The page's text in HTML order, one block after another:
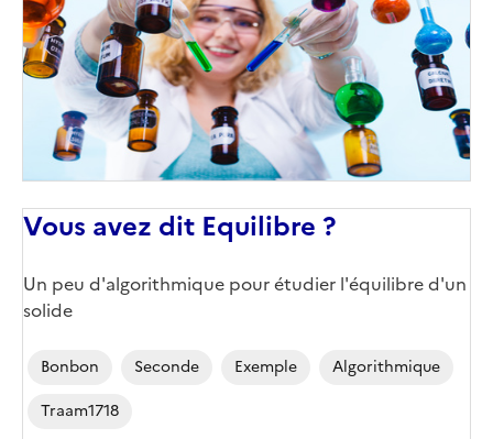
Vous avez dit Equilibre ?
Un peu d'algorithmique pour étudier l'équilibre d'un
solide
Bonbon Seconde Exemple
Algorithmique
Traam1718